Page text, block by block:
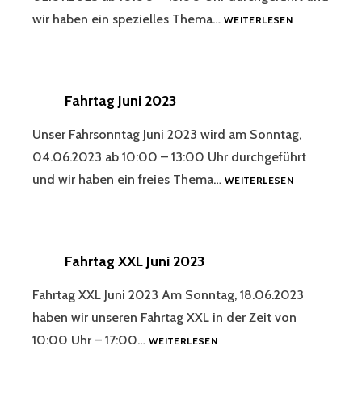
wir haben ein spezielles Thema… WEITERLESENFAHRTAG
Fahrtag Juni 2023
Unser Fahrsonntag Juni 2023 wird am Sonntag,
04.06.2023 ab 10:00 – 13:00 Uhr durchgeführt
und wir haben ein freies Thema… WEITERLESENFAHRTAG
Fahrtag XXL Juni 2023
Fahrtag XXL Juni 2023 Am Sonntag, 18.06.2023
haben wir unseren Fahrtag XXL in der Zeit von
10:00 Uhr – 17:00… WEITERLESENFAHRTAG